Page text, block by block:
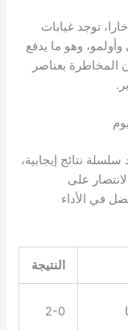
توجد غيابات
وهو ما يدفع
المخاطرة بعناصر
نتائج إيجابية،
الانتصار على
في الأداء
النتيجة
2-0